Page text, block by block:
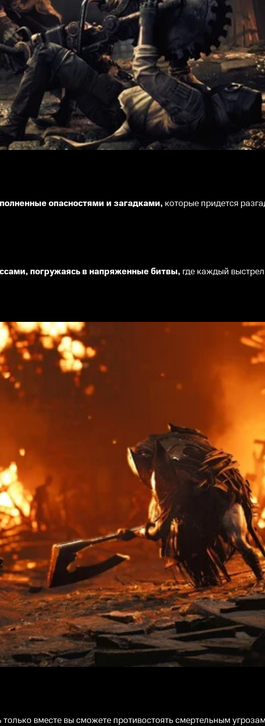
опасностями и загадками, которые придется
погружаясь в напряженные битвы, где каждый
только вместе вы сможете противостоять смертельным